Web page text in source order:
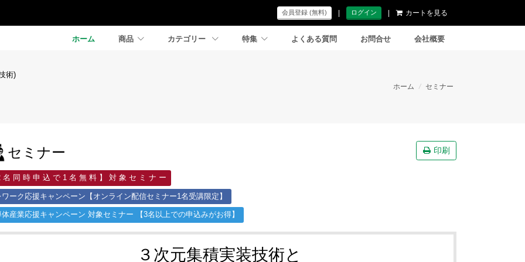
会員登録 (無料) | ログイン | カートを見る
ホーム 商品 カテゴリー 特集 よくある質問 お問合せ 会社概要
術)
ホーム / セミナー
セミナー 印刷
名 同 時 申 込 で 1 名 無 料 】 対 象 セ ミ ナ ー
ワーク応援キャンペーン【オンライン配信セミナー1名受講限定】
体産業応援キャンペーン 対象セミナー 【3名以上での申込みがお得】
３次元集積実装技術と